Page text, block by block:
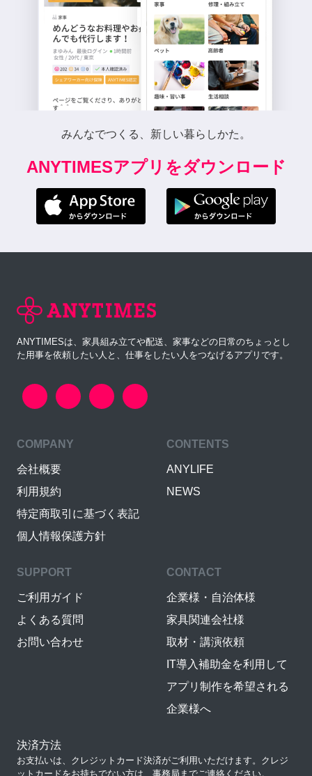
みんなでつくる、新しい暮らしかた。
ANYTIMESアプリをダウンロード
ANYTIMESは、家具組み立てや配送、家事などの日常のちょっとし
た用事を依頼したい人と、仕事をしたい人をつなげるアプリです。
COMPANY
会社概要
利用規約
特定商取引に基づく表記
個人情報保護方針
CONTENTS
ANYLIFE
NEWS
SUPPORT
ご利用ガイド
よくある質問
お問い合わせ
CONTACT
企業様・自治体様
家具関連会社様
取材・講演依頼
IT導入補助金を利用して
アプリ制作を希望される
企業様へ
決済方法
お支払いは、クレジットカード決済がご利用いただけます。クレジ
ットカードをお持ちでない方は、事務局までご連絡ください。